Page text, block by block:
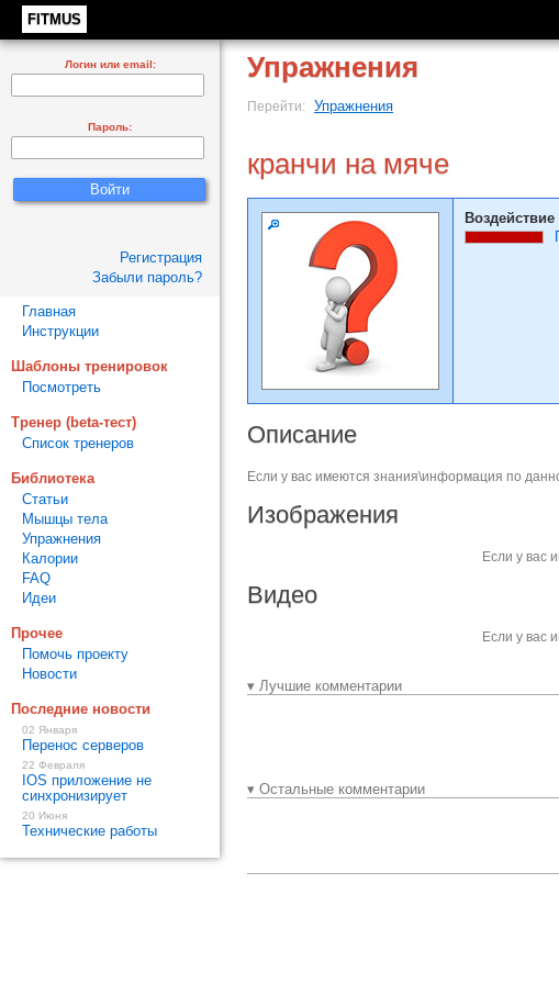
FITMUS
Упражнения
Перейти: Упражнения
кранчи на мяче
Описание
Если у вас имеются знания\информация по
Изображения
Если у вас
Видео
Если у вас
▾ Лучшие комментарии
▾ Остальные комментарии
Логин или email:
Пароль:
Регистрация
Забыли пароль?
Главная
Инструкции
Шаблоны тренировок
Посмотреть
Тренер (beta-тест)
Список тренеров
Библиотека
Статьи
Мышцы тела
Упражнения
Калории
FAQ
Идеи
Прочее
Помочь проекту
Новости
Последние новости
02 Января
Перенос серверов
22 Февраля
IOS приложение не
синхронизирует
20 Июня
Технические работы